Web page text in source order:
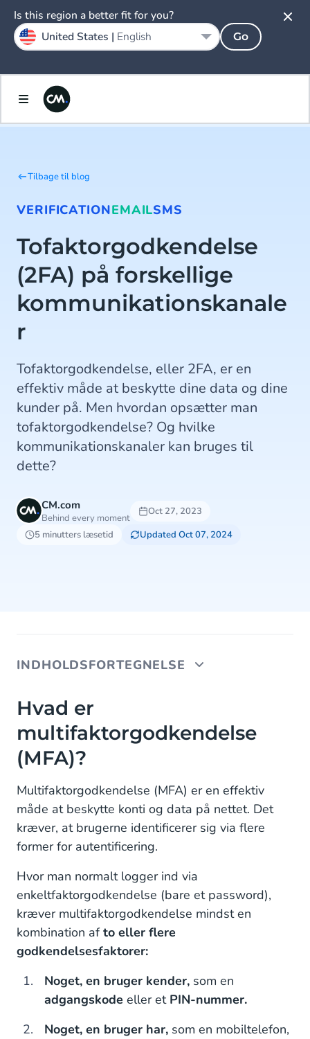
Tilbage til blog
VERIFICATIONEMAILSMS
Tofaktorgodkendelse
(2FA) på forskellige
kommunikationskanale
r
Tofaktorgodkendelse, eller 2FA, er en
effektiv måde at beskytte dine data og dine
kunder på. Men hvordan opsætter man
tofaktorgodkendelse? Og hvilke
kommunikationskanaler kan bruges til
dette?
CM.com
Behind every moment
Oct 27, 2023
5 minutters læsetid
Updated Oct 07, 2024
INDHOLDSFORTEGNELSE
Hvad er multifaktorgodkendelse (MFA)?
Hvad er tofaktorgodkendelse (2FA)?
Tofaktorgodkendelse via SMS & RCS
Tofaktorgodkendelse via Email
Tofaktorgodkendelse via WhatsApp
Tofaktorgodkendelse via Push-beskeder
Tofaktorgodkendelse via Voice
Tofaktorgodkendelse via Autentificerings-apps
Tofaktorgodkendelse via Backupkoder
Hvad er
multifaktorgodkendelse
(MFA)?
Multifaktorgodkendelse (MFA) er en effektiv
måde at beskytte konti og data på nettet. Det
kræver, at brugerne identificerer sig via flere
former for autentificering.
Hvor man normalt logger ind via
enkeltfaktorgodkendelse (bare et password),
kræver multifaktorgodkendelse mindst en
kombination afto eller flere
godkendelsesfaktorer:
Noget, en bruger kender, som en
adgangskode eller etPIN-nummer.
Noget, en bruger har, som en mobiltelefon,
Is this region a better fit for you?
United States | English Go